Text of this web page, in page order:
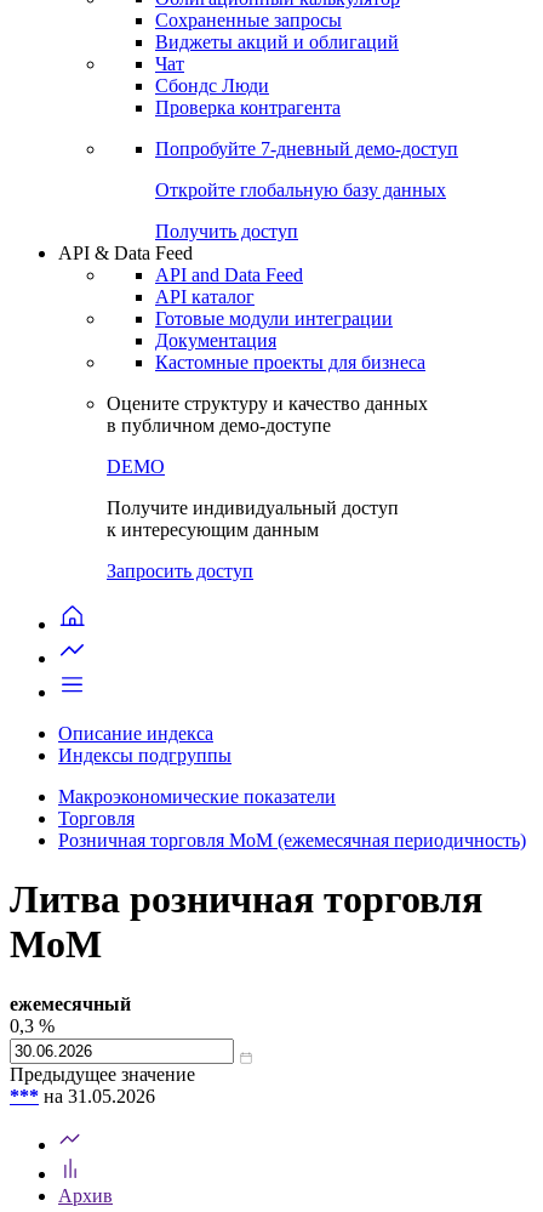
Сохраненные запросы
Виджеты акций и облигаций
Чат
Сбондс Люди
Проверка контрагента
Попробуйте 7-дневный демо-доступ
Откройте глобальную базу данных
Получить доступ
API & Data Feed
API and Data Feed
API каталог
Готовые модули интеграции
Документация
Кастомные проекты для бизнеса
Оцените структуру и качество данных
в публичном демо-доступе
DEMO
Получите индивидуальный доступ
к интересующим данным
Запросить доступ
Описание индекса
Индексы подгруппы
Макроэкономические показатели
Торговля
Розничная торговля MoM (ежемесячная периодичность)
Литва розничная торговля
MoM
ежемесячный
0,3 %
Предыдущее значение
*** на 31.05.2026
Архив